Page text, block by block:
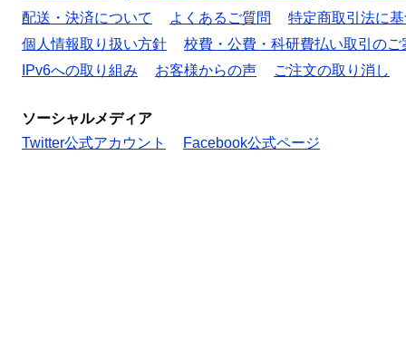
配送・決済について
よくあるご質問
特定商取引法に
個人情報取り扱い方針
校費・公費・科研費払い取引のご
IPv6への取り組み
お客様からの声 ご注文の取り消し
ソーシャルメディア
Twitter公式アカウント
Facebook公式ページ